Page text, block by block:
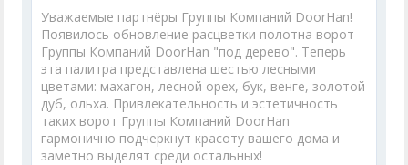
Уважаемые партнёры Группы Компаний DoorHan!
Появилось обновление расцветки полотна ворот
Группы Компаний DoorHan "под дерево". Теперь
эта палитра представлена шестью лесными
цветами: махагон, лесной орех, бук, венге, золотой
дуб, ольха. Привлекательность и эстетичность
таких ворот Группы Компаний DoorHan
гармонично подчеркнут красоту вашего дома и
заметно выделят среди остальных!